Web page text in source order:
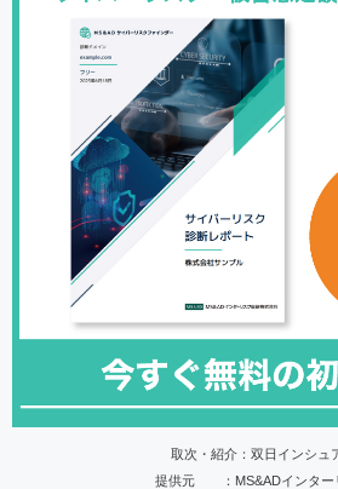
取次・紹介：双日インシュ
提供元 ：MS&ADインター